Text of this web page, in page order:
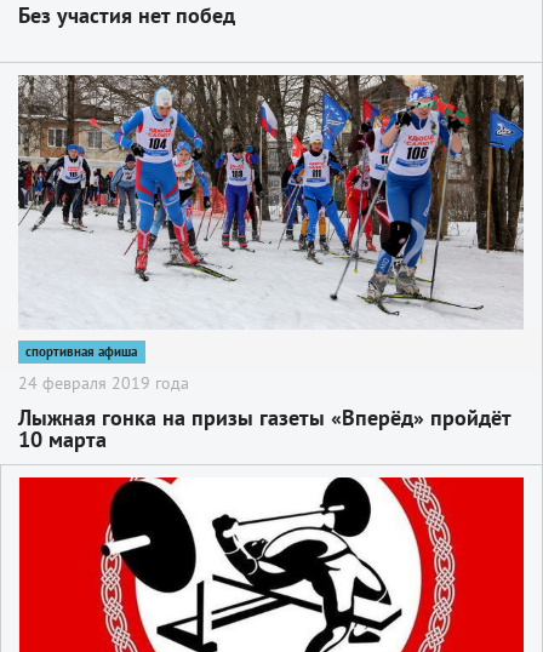
Без участия нет побед
2
спортивная афиша
24 февраля 2019 года
Лыжная гонка на призы газеты «Вперёд» пройдёт
10 марта